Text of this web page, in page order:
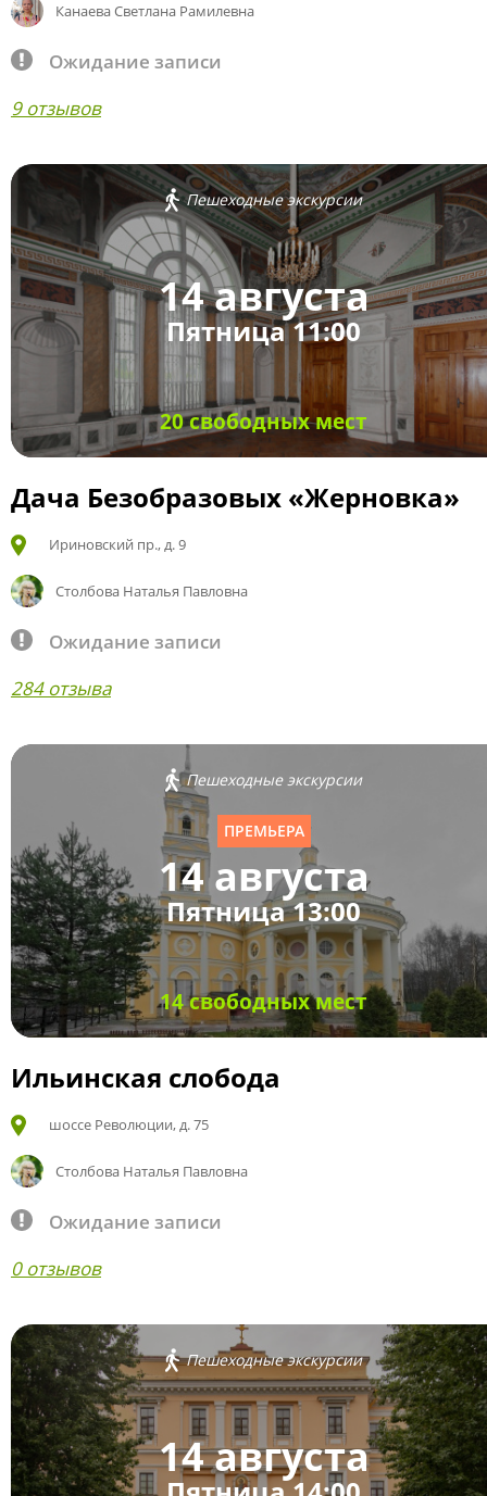
Канаева Светлана Рамилевна
Ожидание записи
9 отзывов
Пешеходные экскурсии
14 августа
Пятница 11:00
20 свободных мест
Дача Безобразовых «Жерновка»
Ириновский пр., д. 9
Столбова Наталья Павловна
Ожидание записи
284 отзыва
Пешеходные экскурсии
ПРЕМЬЕРА
14 августа
Пятница 13:00
14 свободных мест
Ильинская слобода
шоссе Революции, д. 75
Столбова Наталья Павловна
Ожидание записи
0 отзывов
Пешеходные экскурсии
14 августа